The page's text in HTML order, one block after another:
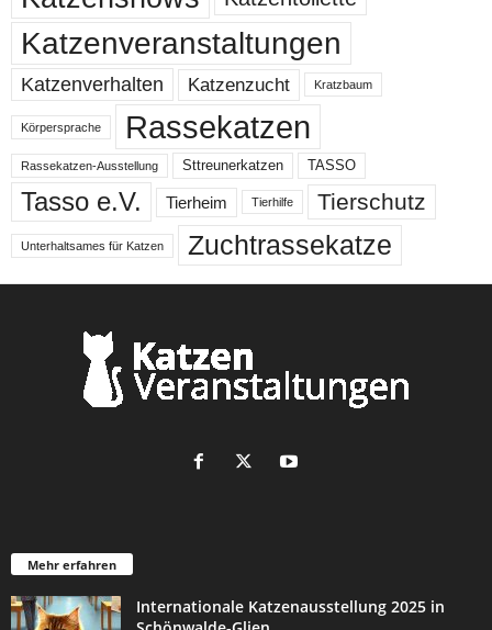
Katzenveranstaltungen
Katzenverhalten Katzenzucht Kratzbaum
Körpersprache Rassekatzen
Rassekatzen-Ausstellung Sttreunerkatzen TASSO
Tasso e.V. Tierheim Tierhilfe Tierschutz
Unterhaltsames für Katzen Zuchtrassekatze
Mehr erfahren
Internationale Katzenausstellung 2025 in